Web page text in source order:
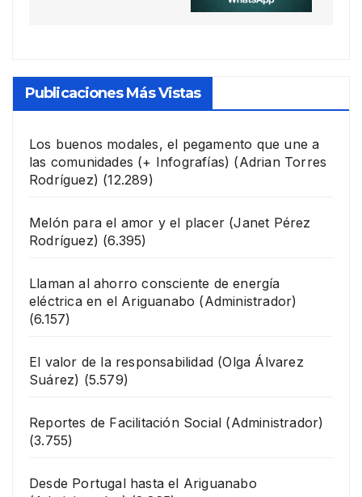
Publicaciones Más Vistas
Los buenos modales, el pegamento que une a
las comunidades (+ Infografías) (Adrian Torres
Rodríguez) (12.289)
Melón para el amor y el placer (Janet Pérez
Rodríguez) (6.395)
Llaman al ahorro consciente de energía
eléctrica en el Ariguanabo (Administrador)
(6.157)
El valor de la responsabilidad (Olga Álvarez
Suárez) (5.579)
Reportes de Facilitación Social (Administrador)
(3.755)
Desde Portugal hasta el Ariguanabo